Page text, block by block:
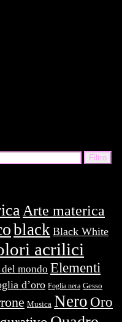
Filtro
Arte materica
black Black White
acrilici
mondo Elementi
d’oro Foglia nera Gesso
Musica Nero Oro